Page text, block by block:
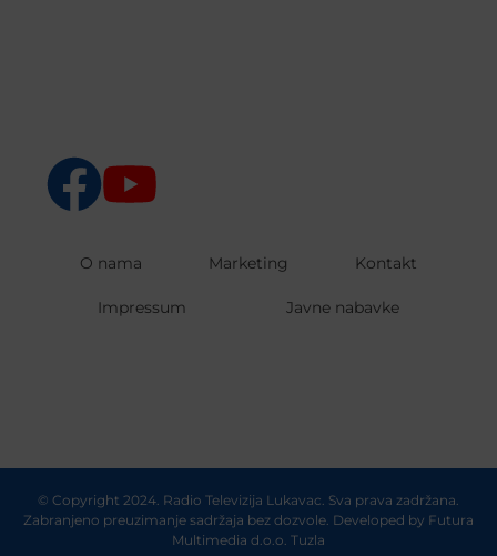
O nama Marketing Kontakt
Impressum Javne nabavke
© Copyright 2024. Radio Televizija Lukavac. Sva prava zadržana.
Zabranjeno preuzimanje sadržaja bez dozvole. Developed by Futura
Multimedia d.o.o. Tuzla